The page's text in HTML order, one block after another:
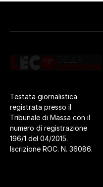
Testata giornalistica
registrata presso il
Tribunale di Massa con il
numero di registrazione
196/1 del 04/2015.
Iscrizione ROC. N. 36086.